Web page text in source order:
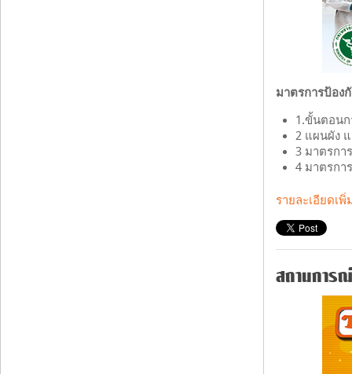
มาตรการป้อง
1.ขั้นตอนก
2 แผนผัง
3 มาตรกา
4 มาตรกา
รายละเอียดเ
สถานการ